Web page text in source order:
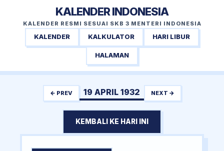
KALENDER INDONESIA
KALENDER RESMI SESUAI SKB 3 MENTERI INDONESIA
KALENDER KALKULATOR HARI LIBUR
HALAMAN
← PREV 19 APRIL 1932 NEXT →
KEMBALI KE HARI INI